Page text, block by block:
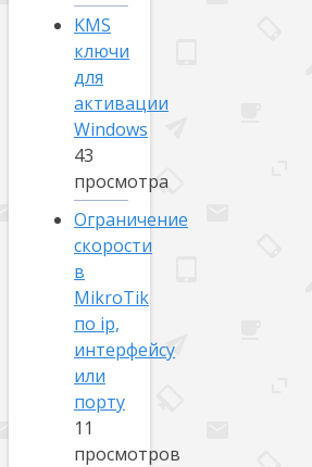
KMS
ключи
для
активации
Windows
43
просмотра
Ограничение
скорости
в
MikroTik
по ip,
интерфейсу
или
порту
11
просмотров